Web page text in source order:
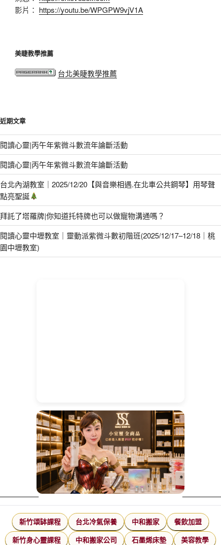
影片： https://youtu.be/WPGPW9vjV1A
美睫教學推薦
台北美睫教學推薦
近期文章
閱讀心靈|丙午年紫微斗數流年論斷活動
閱讀心靈|丙午年紫微斗數流年論斷活動
台北內湖教室｜2025/12/20【與音樂相遇.在北車公共鋼琴】用琴聲
點亮聖誕
拜託了塔羅牌|你知道托特牌也可以做寵物溝通嗎？
閱讀心靈中壢教室｜靈動派紫微斗數初階班(2025/12/17–12/18｜桃
園中壢教室)
新竹頌缽課程 台北冷氣保養 中和搬家 餐飲加盟
新竹身心靈課程 中和搬家公司 石墨烯床墊 美容教學